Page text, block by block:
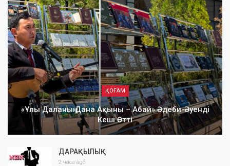
ҚОҒАМ
«Ұлы Даланың Дана Ақыны – Абай» Әдеби-Әуенді
Кеші Өтті
ДАРАҚЫЛЫҚ
2 часа ago